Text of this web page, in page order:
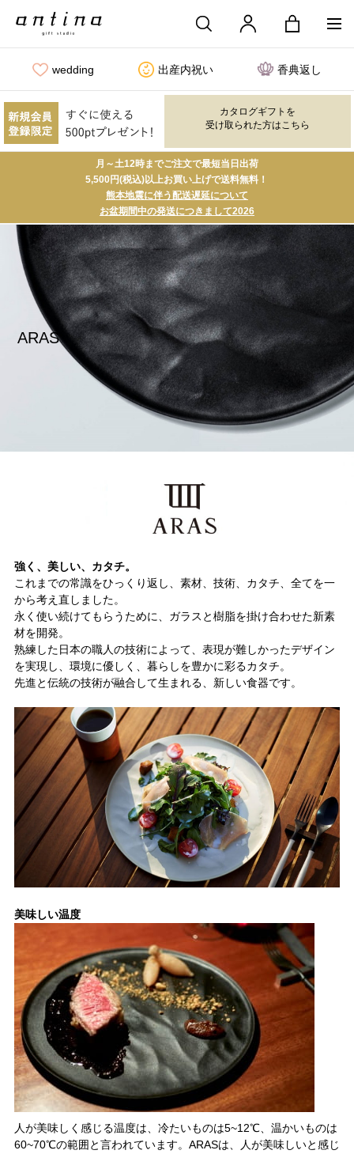
wedding 出産内祝い 香典返し
カタログギフトを
受け取られた方はこちら
月～土12時までご注文で最短当日出荷
5,500円(税込)以上お買い上げで送料無料！
熊本地震に伴う配送遅延について
お盆期間中の発送につきまして2026
ARAS
強く、美しい、カタチ。
これまでの常識をひっくり返し、素材、技術、カタチ、全てを一
から考え直しました。
永く使い続けてもらうために、ガラスと樹脂を掛け合わせた新素
材を開発。
熟練した日本の職人の技術によって、表現が難しかったデザイン
を実現し、環境に優しく、暮らしを豊かに彩るカタチ。
先進と伝統の技術が融合して生まれる、新しい食器です。
美味しい温度
人が美味しく感じる温度は、冷たいものは5~12℃、温かいものは
60~70℃の範囲と言われています。ARASは、人が美味しいと感じ